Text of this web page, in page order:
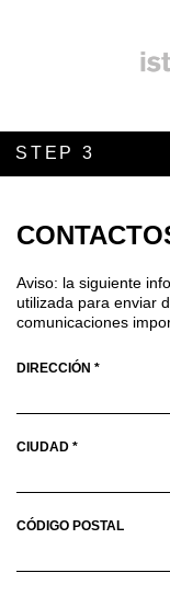
STEP 3
Aviso: la siguiente
utilizada para enviar
comunicaciones
DIRECCIÓN *
CIUDAD *
CÓDIGO POSTAL